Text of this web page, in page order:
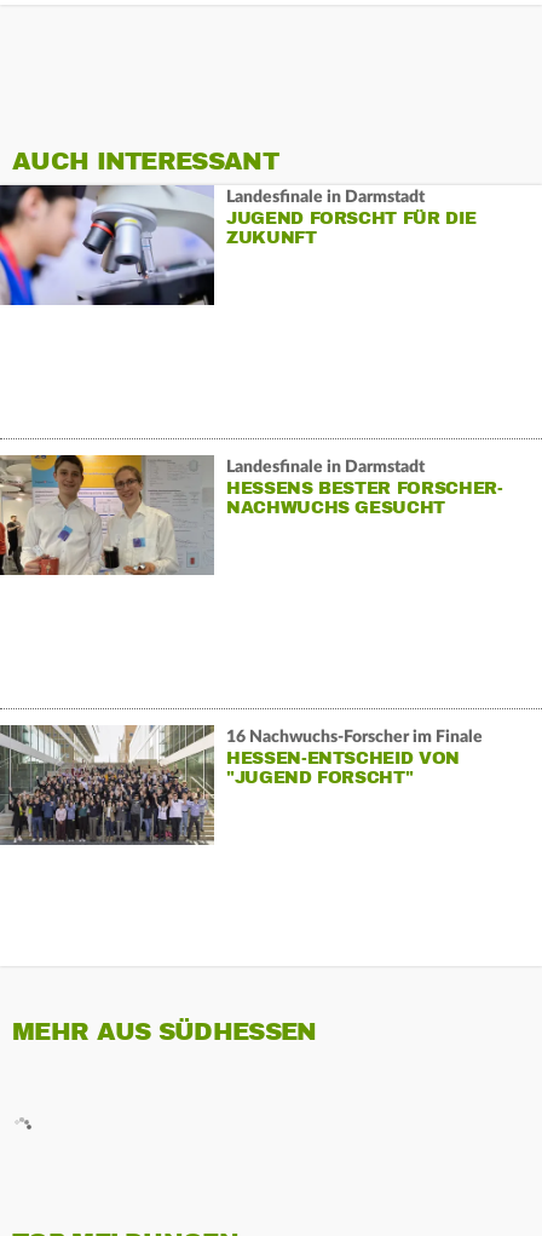
AUCH INTERESSANT
Landesfinale in Darmstadt
JUGEND FORSCHT FÜR DIE
ZUKUNFT
Landesfinale in Darmstadt
HESSENS BESTER FORSCHER-
NACHWUCHS GESUCHT
16 Nachwuchs-Forscher im Finale
HESSEN-ENTSCHEID VON
"JUGEND FORSCHT"
MEHR AUS SÜDHESSEN